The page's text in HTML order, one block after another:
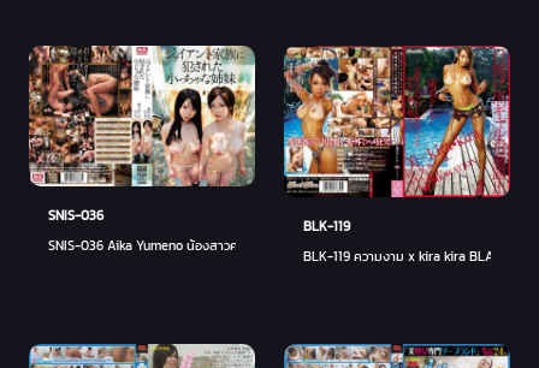
SNIS-036
SNIS-036 Aika Yumeno น้องสาวคนเล็กที่ถูกครอบครัวยักษ์ข่มขืน ● Saki Okuda - ซากิ โอ
BLK-119
BLK-119 ความงาม x kira kira BLACK